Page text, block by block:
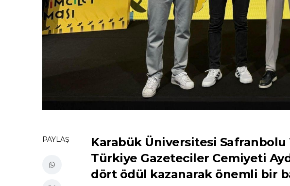
PAYLAŞ
Karabük Üniversitesi
Türkiye Gazeteciler Cemiyeti
dört ödül kazanarak önemli bir